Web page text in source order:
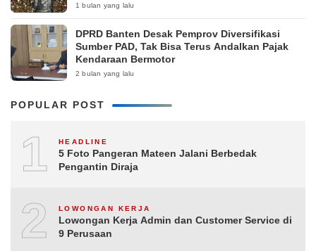
1 bulan yang lalu
DPRD Banten Desak Pemprov Diversifikasi
Sumber PAD, Tak Bisa Terus Andalkan Pajak
Kendaraan Bermotor
2 bulan yang lalu
POPULAR POST
1 HEADLINE
5 Foto Pangeran Mateen Jalani Berbedak
Pengantin Diraja
2 LOWONGAN KERJA
Lowongan Kerja Admin dan Customer Service di
9 Perusaan